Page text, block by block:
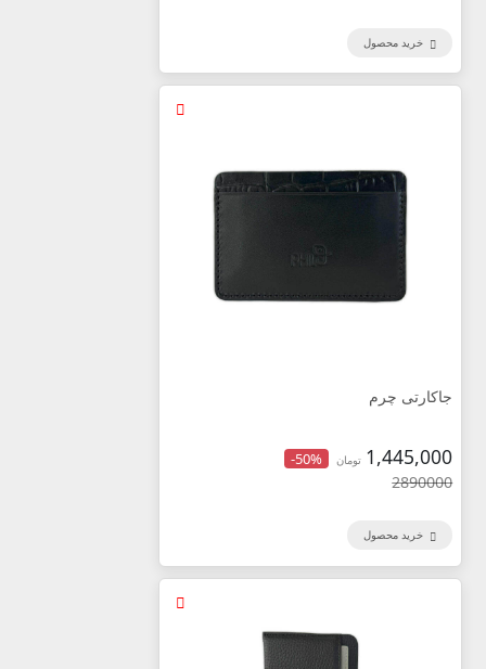
خرید محصول
جاکارتی چرم
1,445,000 تومان -50%
2890000
خرید محصول